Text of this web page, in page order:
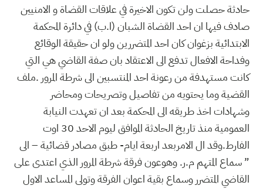
حادثة حصلت ولن تكون الاخيرة في علاقات القضاة و الامنيين
صادف فيها ان احد القضاة الشبان (ا.ب) في دائرة المحكمة
الابتدائية بزغوان كان احد المتضررين ولو ان حقيقة الوقائع
وفداحة الافعال تدفع الى الاعتقاد بان صفة القاضي هي التي
كانت مستهدفة من رعونة احد المنتسبين الى شرطة المرور .ملف
القضية وما يحتويه من تفاصيل وتصريحات ومحاضر
وشهادات اخذ طريقه الى المحكمة بعد ان تعهدت النيابة
العمومية منذ تاريخ الحادثة الموافق ليوم الاحد 30 اوت
الفارط.وقد ال الامربعد اربعة ايام- طبق مصادر قضائية – الى
” سماع المتهم م.ر. وهوعون فرقة شرطة المرور الذي اعتدى على
القاضي المتضرر وسماع بقية اعوان الفرقة وتولى المساعد الاول